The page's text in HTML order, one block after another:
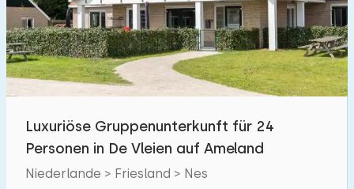
Luxuriöse Gruppenunterkunft für 24
Personen in De Vleien auf Ameland
Niederlande > Friesland > Nes